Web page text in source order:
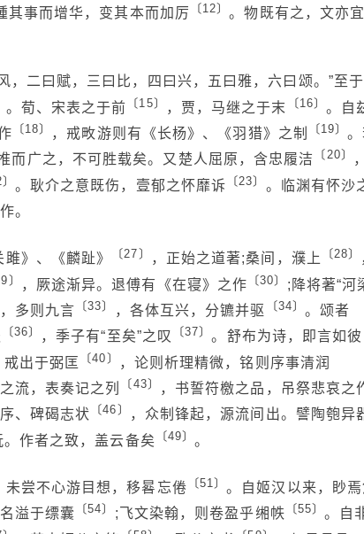
其事而增华，变其本而加厉 〔12〕 。物既有之，文亦
，二曰赋，三曰比，四曰兴，五曰雅，六曰颂。”至于
。荀、宋表之于前 〔15〕 ，贾，马继之于末 〔16〕 。自
〔18〕 ，戒畋游则有《长杨》、《羽猎》之制 〔19〕
而广之，不可胜载矣。又楚人屈原，含忠履洁
〔20〕
。耿介之意既伤，壹郁之怀靡诉 〔23〕 。临渊有怀沙
。
》、《麟趾》 〔27〕 ，正始之道著;桑间，濮上 〔28〕
〕 ，厥途渐异。退傅有《在寝》之作 〔30〕 ;降将著“河
多则九言 〔33〕 ，各体互兴，分镳并驱 〔34〕 。颂者
〔36〕 ，季子有“至矣”之叹 〔37〕 。舒布为诗，即言如彼
出于弼匡 〔40〕 ，论则析理精微，铭则序事清润
流，表奏记之列 〔43〕 ，书誓符檄之品，吊祭悲哀之
、碑碣志状 〔46〕 ，众制锋起，源流间出。譬陶匏异
。作者之致，盖云备矣 〔49〕 。
尝不心游目想，移晷忘倦 〔51〕 。自姬汉以来，眇
溢于缥囊 〔54〕 ;飞文染翰，则卷盈乎缃帙 〔55〕 。自